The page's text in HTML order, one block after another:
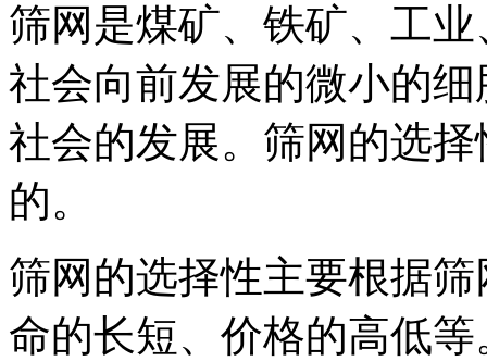
筛网是煤矿、铁矿、工
社会向前发展的微小的
社会的发展。筛网的选
的。
筛网的选择性主要根据
命的长短、价格的高低